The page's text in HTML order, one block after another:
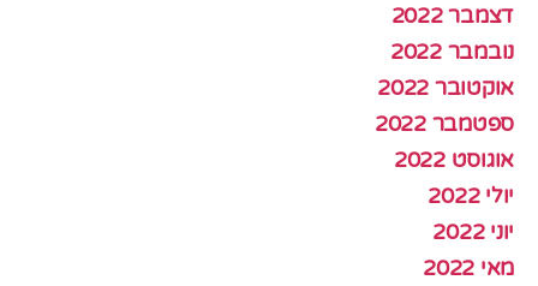
דצמבר 2022
נובמבר 2022
אוקטובר 2022
ספטמבר 2022
אוגוסט 2022
יולי 2022
יוני 2022
מאי 2022